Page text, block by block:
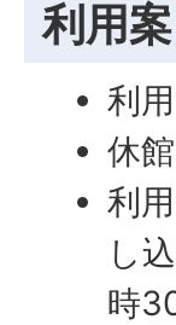
利用
利
休
利
し
時